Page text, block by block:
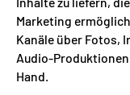
Marketing
Kanäle über Fotos,
Audio-
Hand.